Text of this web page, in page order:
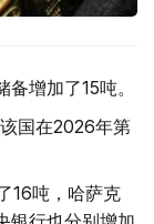
增加了15吨。
国在2026年第
16吨，哈萨克